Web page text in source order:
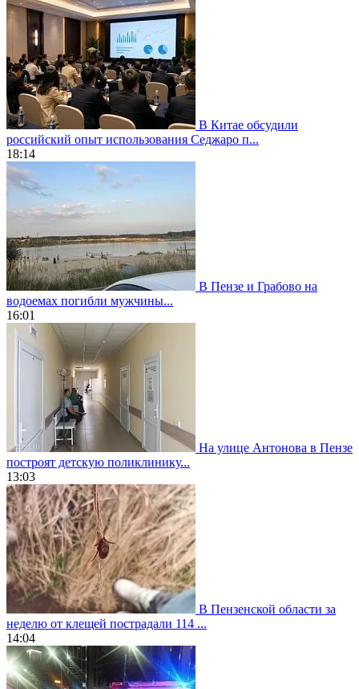
В Китае обсудили
российский опыт использования Седжаро п...
18:14
В Пензе и Грабово на
водоемах погибли мужчины...
16:01
На улице Антонова в Пензе
построят детскую поликлинику...
13:03
В Пензенской области за
неделю от клещей пострадали 114 ...
14:04